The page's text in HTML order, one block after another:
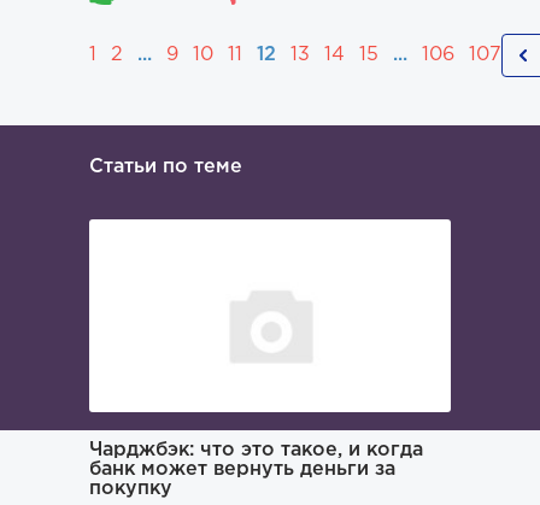
2 ... 9 10 12 13 14 15 ... 106 107
Статьи по теме
Чарджбэк: что это такое, и когда
банк может вернуть деньги за
покупку